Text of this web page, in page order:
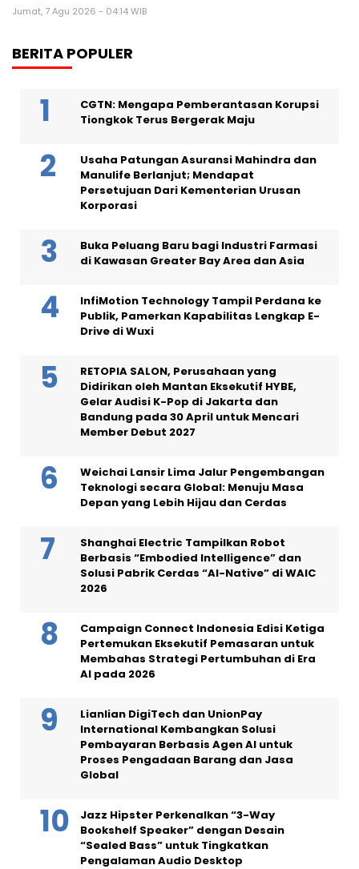
Jumat, 7 Agu 2026 - 04:14 WIB
BERITA POPULER
CGTN: Mengapa Pemberantasan Korupsi
Tiongkok Terus Bergerak Maju
Usaha Patungan Asuransi Mahindra dan
Manulife Berlanjut; Mendapat
Persetujuan Dari Kementerian Urusan
Korporasi
Buka Peluang Baru bagi Industri Farmasi
di Kawasan Greater Bay Area dan Asia
InfiMotion Technology Tampil Perdana ke
Publik, Pamerkan Kapabilitas Lengkap E-
Drive di Wuxi
RETOPIA SALON, Perusahaan yang
Didirikan oleh Mantan Eksekutif HYBE,
Gelar Audisi K-Pop di Jakarta dan
Bandung pada 30 April untuk Mencari
Member Debut 2027
Weichai Lansir Lima Jalur Pengembangan
Teknologi secara Global: Menuju Masa
Depan yang Lebih Hijau dan Cerdas
Shanghai Electric Tampilkan Robot
Berbasis “Embodied Intelligence” dan
Solusi Pabrik Cerdas “AI-Native” di WAIC
2026
Campaign Connect Indonesia Edisi Ketiga
Pertemukan Eksekutif Pemasaran untuk
Membahas Strategi Pertumbuhan di Era
AI pada 2026
Lianlian DigiTech dan UnionPay
International Kembangkan Solusi
Pembayaran Berbasis Agen AI untuk
Proses Pengadaan Barang dan Jasa
Global
Jazz Hipster Perkenalkan “3-Way
Bookshelf Speaker” dengan Desain
“Sealed Bass” untuk Tingkatkan
Pengalaman Audio Desktop